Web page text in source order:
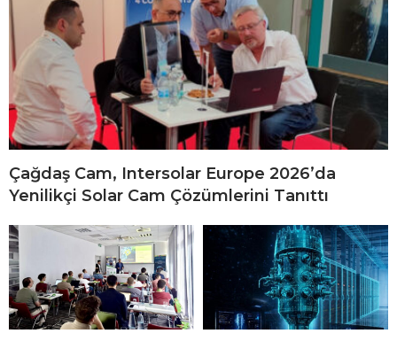
Çağdaş Cam, Intersolar Europe 2026’da
Yenilikçi Solar Cam Çözümlerini Tanıttı